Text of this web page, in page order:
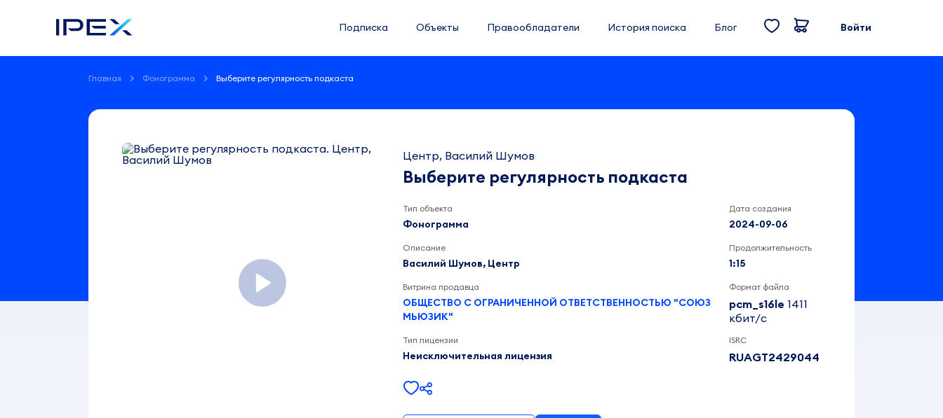
Подписка Объекты Правообладатели История поиска Блог Войти
Главная Фонограмма Выберите регулярность подкаста
регулярность
подкаста
Центр,
Центр, Василий Шумов
Выберите регулярность подкаста
Тип объекта
Фонограмма
Описание
Василий Шумов, Центр
Витрина продавца
ОБЩЕСТВО С ОГРАНИЧЕННОЙ ОТВЕТСТВЕННОСТЬЮ "СОЮЗ
МЬЮЗИК"
Тип лицензии
Неисключительная лицензия
Дата создания
2024-09-06
Продолжительность
1:15
Формат файла
pcm_s16le 1411
кбит/c
ISRC
RUAGT2429044